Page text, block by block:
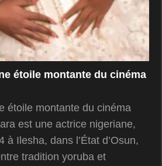
étoile montante du cinéma
étoile montante du cinéma
est une actrice nigeriane,
à Ilesha, dans l’État d’Osun,
tradition yoruba et